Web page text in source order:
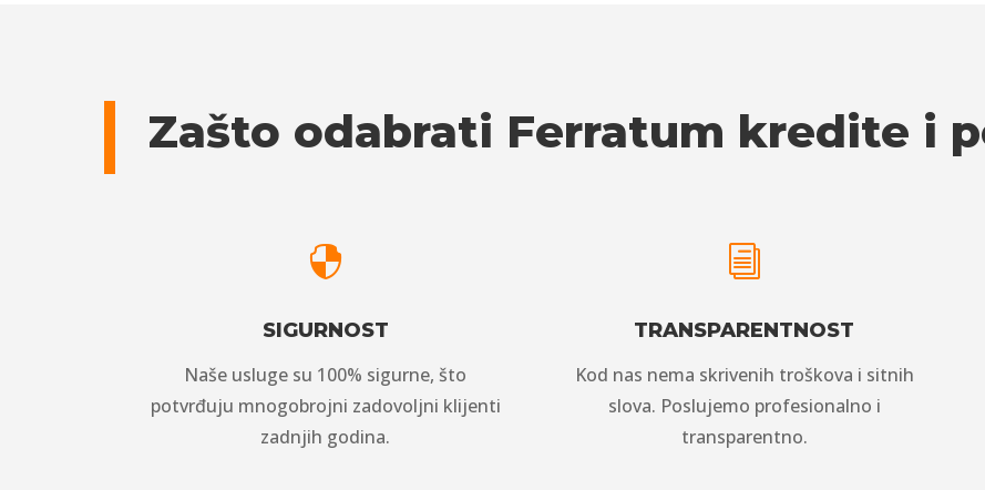
Zašto odabrati Ferratum kredite i

SIGURNOST
Naše usluge su 100% sigurne, što
potvrđuju mnogobrojni zadovoljni klijenti
zadnjih godina.
i
TRANSPARENTNOST
Kod nas nema skrivenih troškova i sitnih
slova. Poslujemo profesionalno i
transparentno.